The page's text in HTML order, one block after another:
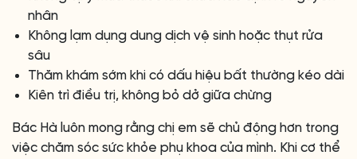
nhân
Không lạm dụng dung dịch vệ sinh hoặc thụt rửa
sâu
Thăm khám sớm khi có dấu hiệu bất thường kéo dài
Kiên trì điều trị, không bỏ dở giữa chừng
Bác Hà luôn mong rằng chị em sẽ chủ động hơn trong
việc chăm sóc sức khỏe phụ khoa của mình. Khi cơ thể